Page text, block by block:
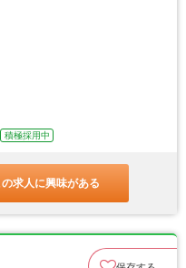
積極採用中
の求人に興味がある